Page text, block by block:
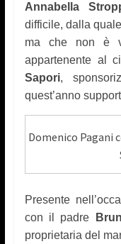
Annabella
difficile, dalla
ma che non è
appartenente al
Sapori,
quest’anno
Domenico Pagani
Presente
con il padre
proprietaria del